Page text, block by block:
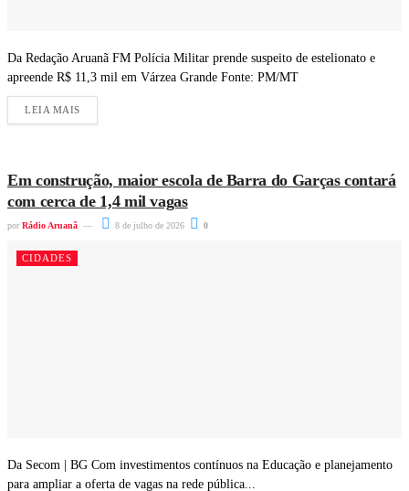
Da Redação Aruanã FM Polícia Militar prende suspeito de estelionato e
apreende R$ 11,3 mil em Várzea Grande Fonte: PM/MT
LEIA MAIS
Em construção, maior escola de Barra do Garças contará
com cerca de 1,4 mil vagas
por Rádio Aruanã 8 de julho de 2026 0
CIDADES
Da Secom | BG Com investimentos contínuos na Educação e planejamento
para ampliar a oferta de vagas na rede pública...